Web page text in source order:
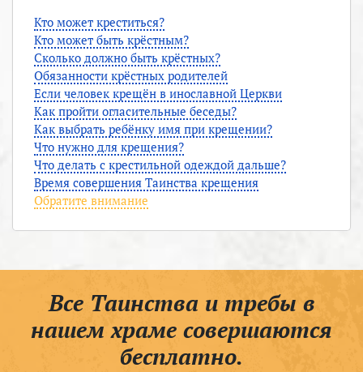
Кто может креститься?
Кто может быть крёстным?
Сколько должно быть крёстных?
Обязанности крёстных родителей
Если человек крещён в инославной Церкви
Как пройти огласительные беседы?
Как выбрать ребёнку имя при крещении?
Что нужно для крещения?
Что делать с крестильной одеждой дальше?
Время совершения Таинства крещения
Обратите внимание
Все Таинства и требы в
нашем храме совершаются
бесплатно.